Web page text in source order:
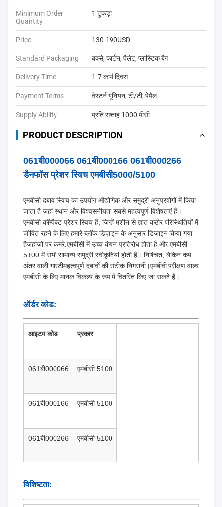
Minimum Order
Quantity
1 टुकड़ा
Price 130-190USD
Standard Packaging बक्से, कार्टन, पैलेट, प्लास्टिक बैग
Delivery Time 1-7 कार्य दिवस
Payment Terms वेस्टर्न यूनियन, टी/टी, पेपैल
Supply Ability प्रति सप्ताह 1000 पीसी
PRODUCT DESCRIPTION
061बी000066 061बी000166 061बी000266
डैनफॉस प्रेशर स्विच एमबीसी5000/5100
एमबीसी दबाव स्विच का उपयोग औद्योगिक और समुद्री अनुप्रयोगों में किया
जाता है जहां स्थान और विश्वसनीयता सबसे महत्वपूर्ण विशेषताएं हैं।
एमबीसी कॉम्पैक्ट प्रेशर स्विच हैं, जिन्हें मशीन से ज्ञात कठोर परिस्थितियों में
जीवित रहने के लिए हमारे ब्लॉक डिज़ाइन के अनुसार डिज़ाइन किया गया
हैजहाजों पर कमरे.एमबीसी में उच्च कंपन प्रतिरोध होता है और एमबीसी
5100 में सभी सामान्य समुद्री स्वीकृतियां होती हैं। निश्चित, लेकिन कम
अंतर वाली गारंटीमहत्वपूर्ण दबावों की सटीक निगरानी।एमबीवी परीक्षण वाल्व
एमबीसी के लिए मानक विकल्प के रूप में वितरित किए जा सकते हैं।
ऑर्डर कोड:
आइटम कोड प्रकार
061बी000066 एमबीसी 5100
061बी000166 एमबीसी 5100
061बी000266 एमबीसी 5100
विशिष्टता: